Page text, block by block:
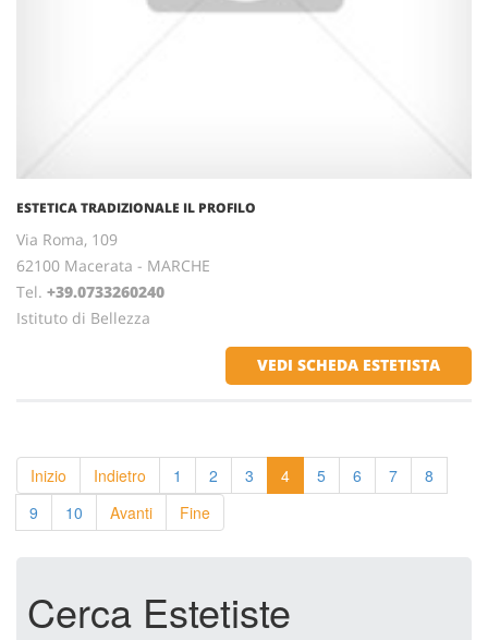
ESTETICA TRADIZIONALE IL PROFILO
Via Roma, 109
62100 Macerata - MARCHE
Tel. +39.0733260240
Istituto di Bellezza
VEDI SCHEDA ESTETISTA
Inizio Indietro 1 2 3 4 5 6 7
8
9
10 Avanti Fine
Cerca Estetiste